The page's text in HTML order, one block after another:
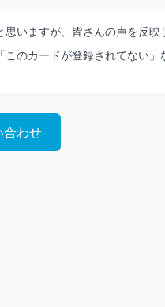
いますが、皆さんの声を反映
のカードが登録されてない
合わせ